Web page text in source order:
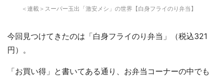
＜連載＞スーパー玉出「激安メシ」の世界【白身フライのり弁当】
今回見つけてきたのは「白身フライのり弁当」（税込321
円）。
「お買い得」と書いてある通り、お弁当コーナーの中でも